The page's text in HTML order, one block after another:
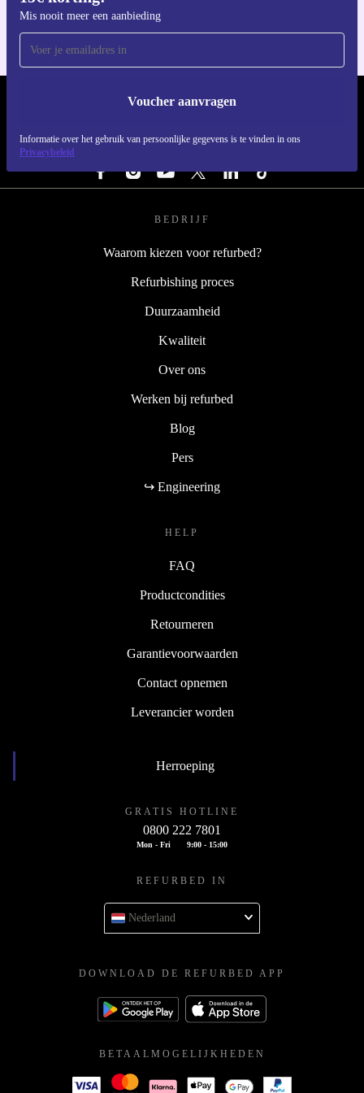
Mis nooit meer een aanbieding
Voucher aanvragen
Informatie over het gebruik van persoonlijke gegevens is te vinden in ons
Privacybeleid
REFURBED NEDERLAND - RETHINK NEW.
VOLG ONS
BEDRIJF
Waarom kiezen voor refurbed?
Refurbishing proces
Duurzaamheid
Kwaliteit
Over ons
Werken bij refurbed
Blog
Pers
↪ Engineering
HELP
FAQ
Productcondities
Retourneren
Garantievoorwaarden
Contact opnemen
Leverancier worden
Herroeping
GRATIS HOTLINE
0800 222 7801
Mon - Fri 9:00 - 15:00
REFURBED IN
Nederland
DOWNLOAD DE REFURBED APP
BETAALMOGELIJKHEDEN